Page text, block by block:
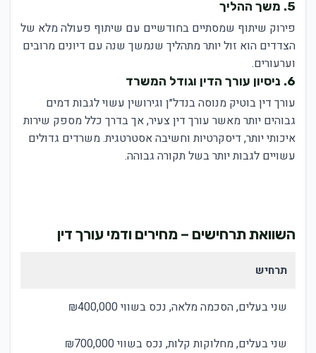
5. משך ההליך
פירוק שיתוף שמסתיים בחודשיים עם שיתוף פעולה מלא של
הצדדים הוא זול יותר מתהליך שנמשך שנה עם דיונים מרובים
וערעורים.
6. ניסיון עורך הדין וגודל המשרד
עורך דין בוטיק מנוסה בנדל״ן וגירושין עשוי לגבות דמים
גבוהים יותר מאשר עורך דין צעיר, אך בדרך כלל מספק שירות
איכותי יותר, דיסקרטיות וחשיבה אסטרטגית. משרדים גדולים
עשויים לגבות יותר בשל תקורה גבוהה.
השוואת תרחישים – מחירים ודמי עורך דין
תרחיש
שני בעלים, הסכמה מלאה, נכס בשווי ₪400,000
שני בעלים, מחלוקות קלות, נכס בשווי ₪700,000